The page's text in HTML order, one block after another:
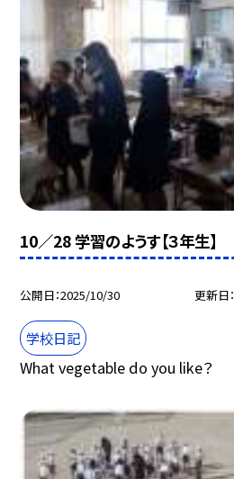
10／28 学習のようす【３年生】
公開日 2025/10/30 更新日
学校日記
What vegetable do you like？